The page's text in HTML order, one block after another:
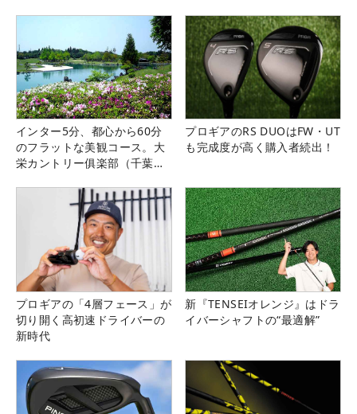
インター5分、都心から60分
のフラットな美観コース。大
栄カントリー俱楽部（千葉
プロギアのRS DUOはFW・UT
も完成度が高く購入者続出！
プロギアの「4層フェース」が
切り開く高初速ドライバーの
新時代
新『TENSEIオレンジ』はドラ
イバーシャフトの“最適解”